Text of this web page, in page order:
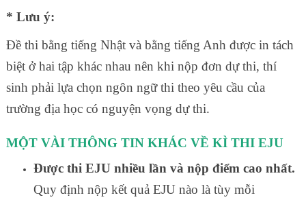
* Lưu ý:
Đề thi bằng tiếng Nhật và bằng tiếng Anh được in tách
biệt ở hai tập khác nhau nên khi nộp đơn dự thi, thí
sinh phải lựa chọn ngôn ngữ thi theo yêu cầu của
trường địa học có nguyện vọng dự thi.
MỘT VÀI THÔNG TIN KHÁC VỀ KÌ THI EJU
Được thi EJU nhiều lần và nộp điểm cao nhất.
Quy định nộp kết quả EJU nào là tùy mỗi